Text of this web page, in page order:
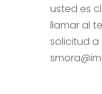
usted es
llamar al
solicitud a